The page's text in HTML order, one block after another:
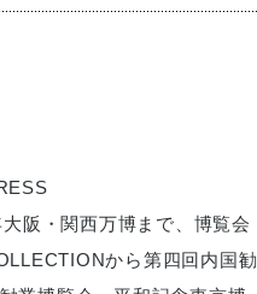
阪・関西万博まで、博覧会
から第四回内国勧